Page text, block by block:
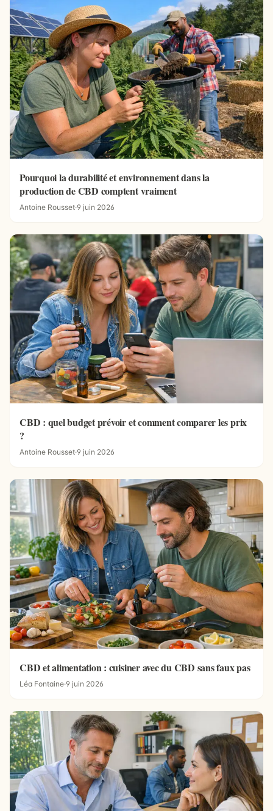
Pourquoi la durabilité et environnement dans la
production de CBD comptent vraiment
Antoine Rousset·9 juin 2026
CBD : quel budget prévoir et comment comparer les prix
?
Antoine Rousset·9 juin 2026
CBD et alimentation : cuisiner avec du CBD sans faux pas
Léa Fontaine·9 juin 2026